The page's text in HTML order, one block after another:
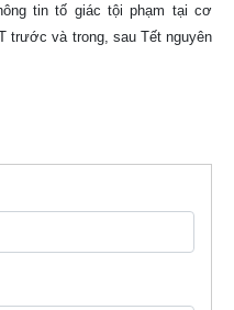
tin tố giác tội phạm tại cơ
trước và trong, sau Tết nguyên